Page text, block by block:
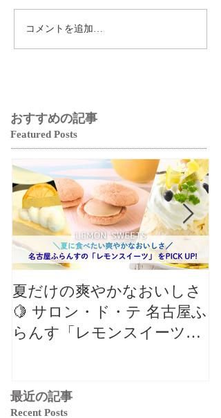
コメントを追加…
おすすめの記事
Featured Posts
夏だけの爽やかなおいしさ
🍋 サロン・ド・テ 名古屋ふ
らんす「レモンスイーツ特
最近の記事
Recent Posts